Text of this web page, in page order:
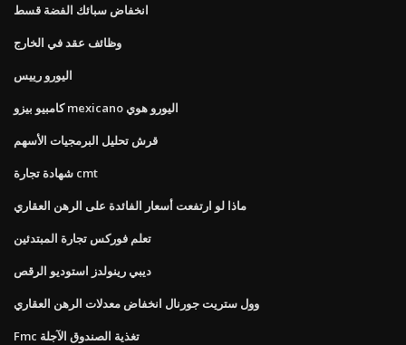
انخفاض سبائك الفضة قسط
وظائف عقد في الخارج
اليورو رييس
كامبيو بيزو mexicano اليورو هوي
قرش تحليل البرمجيات الأسهم
شهادة تجارة cmt
ماذا لو ارتفعت أسعار الفائدة على الرهن العقاري
تعلم فوركس تجارة المبتدئين
ديبي رينولدز استوديو الرقص
وول ستريت جورنال انخفاض معدلات الرهن العقاري
Fmc تغذية الصندوق الآجلة